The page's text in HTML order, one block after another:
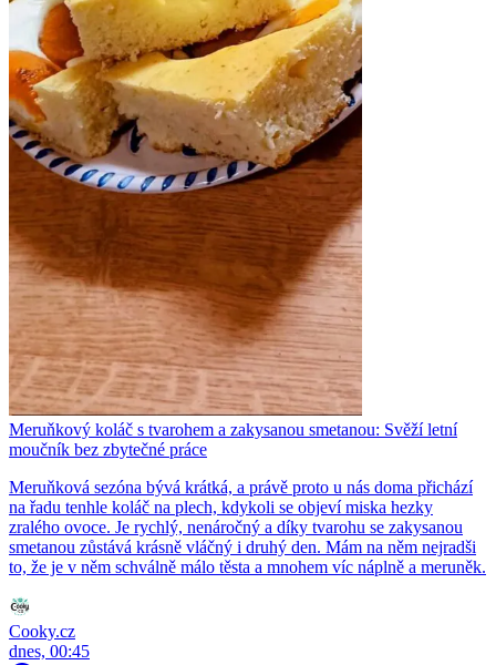
Meruňkový koláč s tvarohem a zakysanou smetanou: Svěží letní
moučník bez zbytečné práce
Meruňková sezóna bývá krátká, a právě proto u nás doma přichází
na řadu tenhle koláč na plech, kdykoli se objeví miska hezky
zralého ovoce. Je rychlý, nenáročný a díky tvarohu se zakysanou
smetanou zůstává krásně vláčný i druhý den. Mám na něm nejradši
to, že je v něm schválně málo těsta a mnohem víc náplně a meruněk.
Cooky.cz
dnes, 00:45